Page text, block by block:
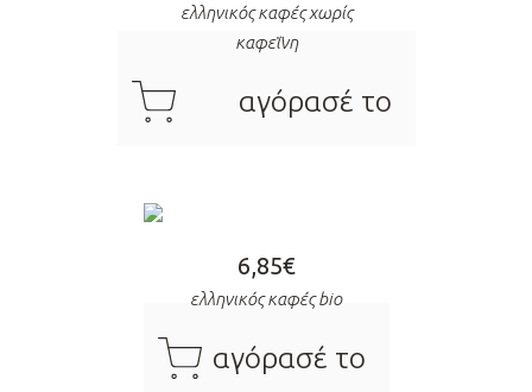
ελληνικός καφές χωρίς
καφεΐνη
cart αγόρασέ το
6,85€
ελληνικός καφές bio
cart αγόρασέ το